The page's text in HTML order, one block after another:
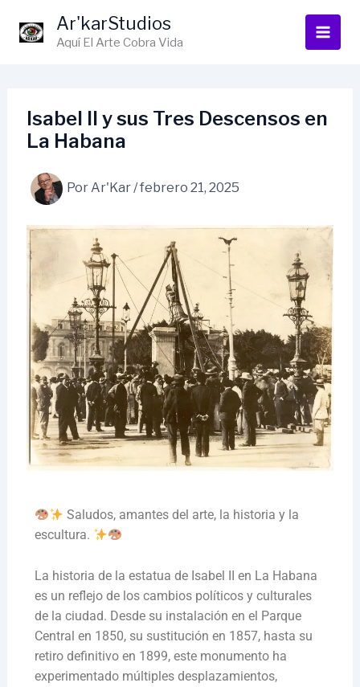
contenido
Ar'karStudios
Aquí El Arte Cobra Vida
Isabel II y sus Tres Descensos en
La Habana
PorAr'Kar/febrero 21, 2025
Saludos, amantes del arte, la historia y la
escultura.
La historia de la estatua de Isabel II en La Habana
es un reflejo de los cambios políticos y culturales
de la ciudad. Desde su instalación en el Parque
Central en 1850, su sustitución en 1857, hasta su
retiro definitivo en 1899, este monumento ha
experimentado múltiples desplazamientos,